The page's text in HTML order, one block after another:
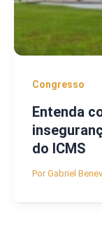
Congresso
Entenda
do ICMS
PorGabriel